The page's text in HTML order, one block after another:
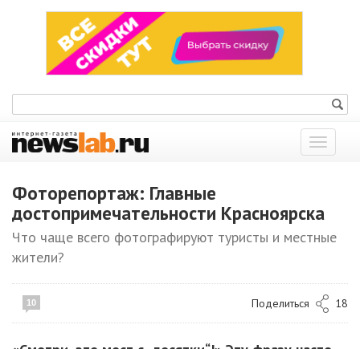
Показать
меню
Фоторепортаж: Главные
достопримечательности Красноярска
Что чаще всего фотографируют туристы и местные
жители?
10 Поделиться 18